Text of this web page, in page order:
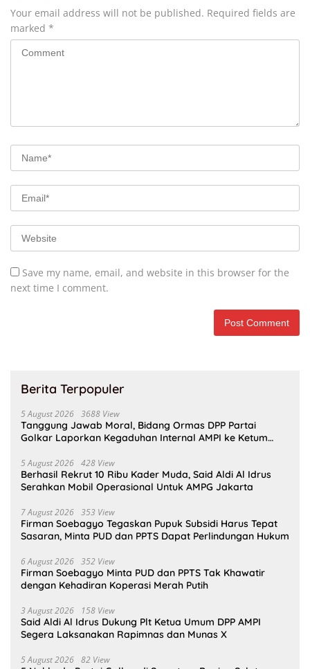
Your email address will not be published. Required fields are
marked *
Save my name, email, and website in this browser for the
next time I comment.
Berita Terpopuler
5 August 2026 3688 View
Tanggung Jawab Moral, Bidang Ormas DPP Partai
Golkar Laporkan Kegaduhan Internal AMPI ke Ketum
5 August 2026 428 View
Berhasil Rekrut 10 Ribu Kader Muda, Said Aldi Al Idrus
Serahkan Mobil Operasional Untuk AMPG Jakarta
7 August 2026 353 View
Firman Soebagyo Tegaskan Pupuk Subsidi Harus Tepat
Sasaran, Minta PUD dan PPTS Dapat Perlindungan Hukum
6 August 2026 352 View
Firman Soebagyo Minta PUD dan PPTS Tak Khawatir
dengan Kehadiran Koperasi Merah Putih
3 August 2026 158 View
Said Aldi Al Idrus Dukung Plt Ketua Umum DPP AMPI
Segera Laksanakan Rapimnas dan Munas X
5 August 2026 82 View